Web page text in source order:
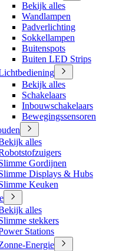
Bekijk alles
Wandlampen
Padverlichting
Sokkellampen
Buitenspots
Buiten LED Strips
Bekijk alles
Schakelaars
Inbouwschakelaars
Bewegingssensoren
alles
Gordijnen
Displays & Hubs
Keuken
alles
stekkers
Stations
Energie